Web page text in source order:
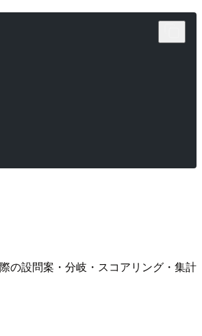
の設問案・分岐・スコアリング・集計